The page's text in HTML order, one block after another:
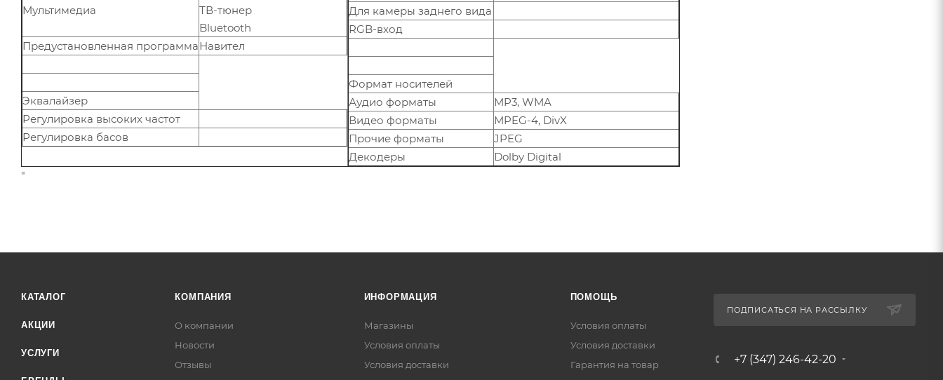
Мультимедиа
ТВ-тюнер
Bluetooth
Предустановленная программаНавител
Эквалайзер
Регулировка высоких частот
Регулировка басов
Для камеры заднего вида
RGB-вход
Формат носителей
Аудио форматы
MP3, WMA
Видео форматы
MPEG-4, DivX
Прочие форматы
JPEG
Декодеры
Dolby Digital
"
КАТАЛОГ
АКЦИИ
УСЛУГИ
КОМПАНИЯ
О компании
Новости
Отзывы
ИНФОРМАЦИЯ
Магазины
Условия оплаты
Условия доставки
ПОМОЩЬ
Условия оплаты
Условия доставки
Гарантия на товар
ПОДПИСАТЬСЯ НА РАССЫЛКУ
+7 (347) 246-42-20